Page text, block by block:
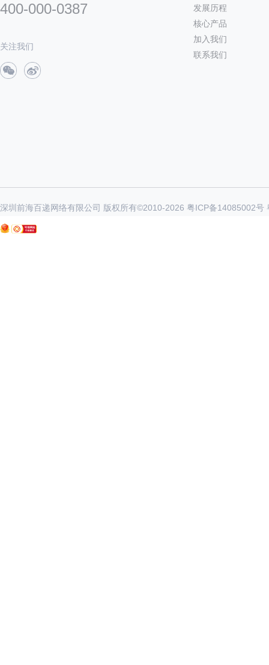
400-000-0387
关注我们
发展历程
核心产品
加入我们
联系我们
深圳前海百递网络有限公司 版权所有©2010-2026 粤ICP备14085002号